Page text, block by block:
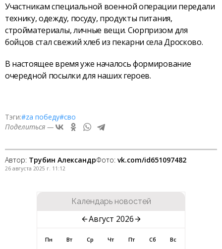
Участникам специальной военной операции передали
технику, одежду, посуду, продукты питания,
стройматериалы, личные вещи. Сюрпризом для
бойцов стал свежий хлеб из пекарни села Дросково.
В настоящее время уже началось формирование
очередной посылки для наших героев.
Тэги:#zа победу#сво
Поделиться —
Автор: Трубин АлександрФото: vk.com/id651097482
26 августа 2025 г. 11:12
Календарь новостей
Август 2026
Пн Вт Ср Чт Пт Сб Вс